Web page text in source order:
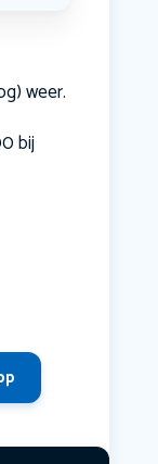
weer.
bij